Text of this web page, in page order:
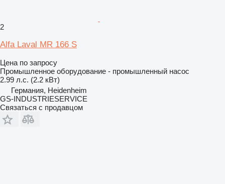
2
Alfa Laval MR 166 S
Цена по запросу
Промышленное оборудование - промышленный насос
2.99 л.с. (2.2 кВт)
Германия, Heidenheim
GS-INDUSTRIESERVICE
Связаться с продавцом